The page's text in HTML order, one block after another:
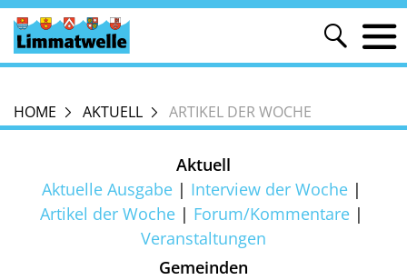
HOME AKTUELL ARTIKEL DER WOCHE
Aktuell
Aktuelle Ausgabe
Interview der Woche
Artikel der Woche
Forum/Kommentare
Veranstaltungen
Gemeinden